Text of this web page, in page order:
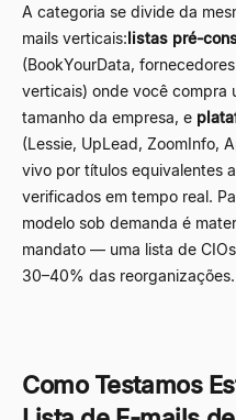
A categoria se divide da
mails verticais:listas pré-
(BookYourData,
verticais) onde você compra
tamanho da empresa, e
(Lessie, UpLead, ZoomInfo,
vivo por títulos equivalentes
verificados em tempo real.
modelo sob demanda é
mandato — uma lista de
30–40% das reorganizações.
Como Testamos